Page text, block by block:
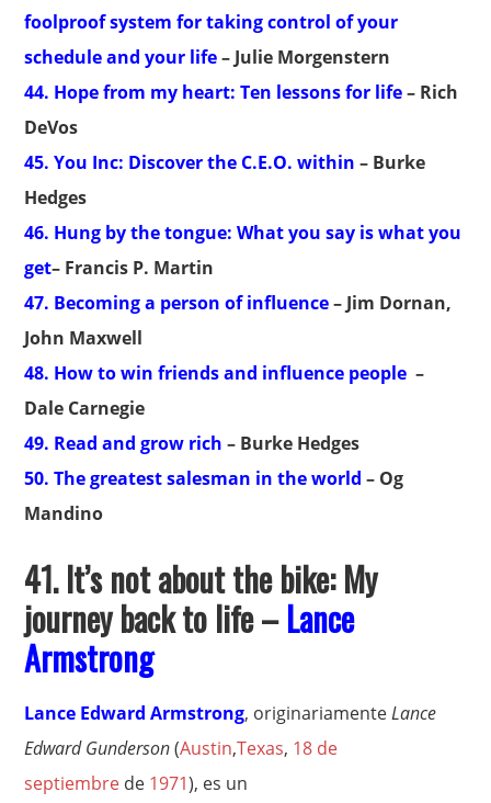
foolproof system for taking control of your
schedule and your life– Julie Morgenstern
44. Hope from my heart: Ten lessons for life– Rich
DeVos
45. You Inc: Discover the C.E.O. within – Burke
Hedges
46. Hung by the tongue: What you say is what you
get– Francis P. Martin
47. Becoming a person of influence– Jim Dornan,
John Maxwell
48. How to win friends and influence people –
Dale Carnegie
49. Read and grow rich – Burke Hedges
50. The greatest salesman in the world – Og
Mandino
41.It’s not about the bike: My
journey back to life –Lance
Armstrong
Lance Edward Armstrong, originariamenteLance
Edward Gunderson(Austin,Texas, 18 de
septiembre de 1971), es un